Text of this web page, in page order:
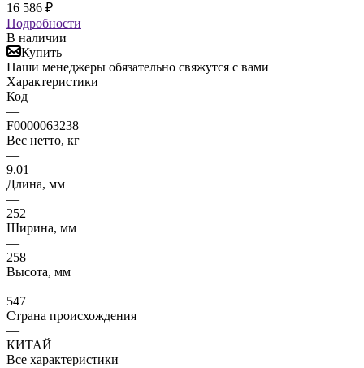
16 586 ₽
Подробности
В наличии
Купить
Наши менеджеры обязательно свяжутся с вами
Характеристики
Код
—
F0000063238
Вес нетто, кг
—
9.01
Длина, мм
—
252
Ширина, мм
—
258
Высота, мм
—
547
Страна происхождения
—
КИТАЙ
Все характеристики